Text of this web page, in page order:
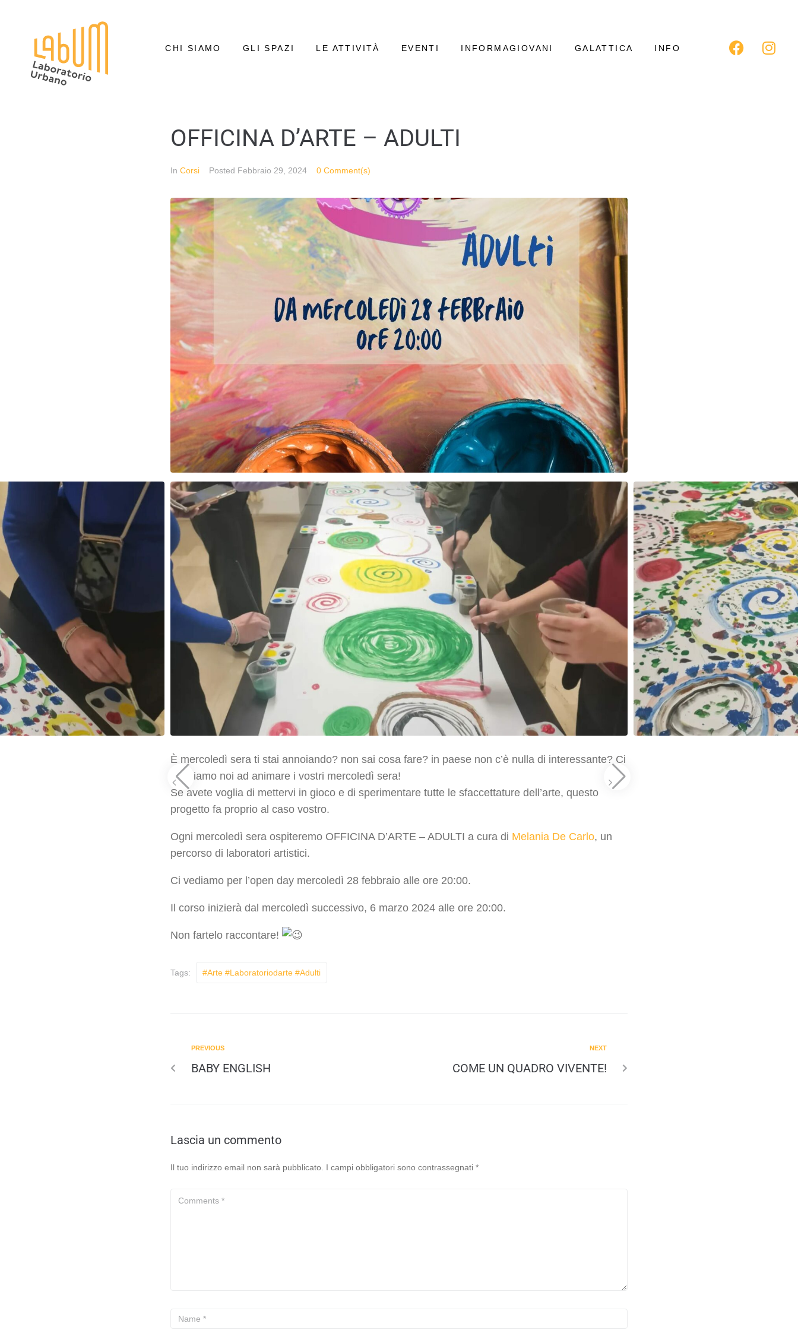
CHI SIAMO GLI SPAZI LE ATTIVITÀ EVENTI INFORMAGIOVANI GALATTICA INFO
OFFICINA D’ARTE – ADULTI
In Corsi Posted Febbraio 29, 2024 0 Comment(s)
È mercoledì sera ti stai annoiando? non sai cosa fare? in paese non c’è nulla di interessante? Ci
pensiamo noi ad animare i vostri mercoledì sera!
Se avete voglia di mettervi in gioco e di sperimentare tutte le sfaccettature dell’arte, questo
progetto fa proprio al caso vostro.
Ogni mercoledì sera ospiteremo OFFICINA D’ARTE – ADULTI a cura di Melania De Carlo, un
percorso di laboratori artistici.
Ci vediamo per l’open day mercoledì 28 febbraio alle ore 20:00.
Il corso inizierà dal mercoledì successivo, 6 marzo 2024 alle ore 20:00.
Non fartelo raccontare!
Tags: #arte #laboratoriodarte #adulti
PREVIOUS
BABY ENGLISH
NEXT
COME UN QUADRO VIVENTE!
Lascia un commento
Il tuo indirizzo email non sarà pubblicato. I campi obbligatori sono contrassegnati *